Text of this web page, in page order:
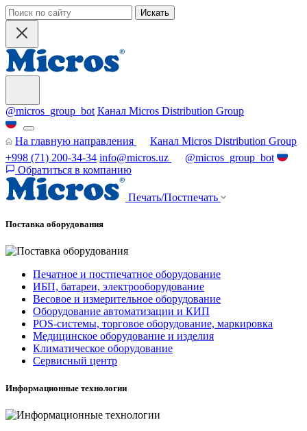
Искать
@micros_group_bot Канал Micros Distribution Group
На главную направления
Канал Micros Distribution Group
+998 (71) 200-34-34 info@micros.uz
@micros_group_bot
Обратиться в компанию
Печать/Постпечать
Поставка оборудования
Печатное и постпечатное оборудование
ИБП, батареи, электрооборудование
Весовое и измерительное оборудование
Оборудование автоматизации и КИП
POS-системы, торговое оборудование, маркировка
Медицинское оборудование и изделия
Климатическое оборудование
Сервисный центр
Информационные технологии